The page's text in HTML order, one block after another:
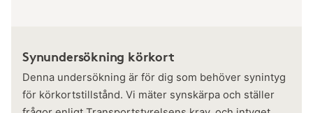
Synundersökning körkort
Denna undersökning är för dig som behöver synintyg
för körkortstillstånd. Vi mäter synskärpa och ställer